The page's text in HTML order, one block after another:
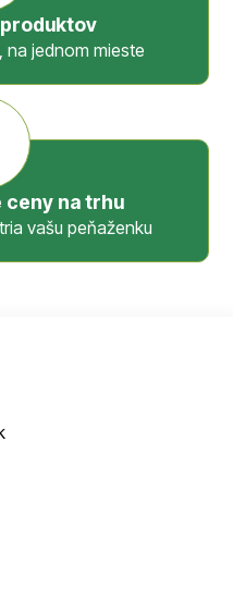
jednom mieste
ceny na trhu
vašu peňaženku